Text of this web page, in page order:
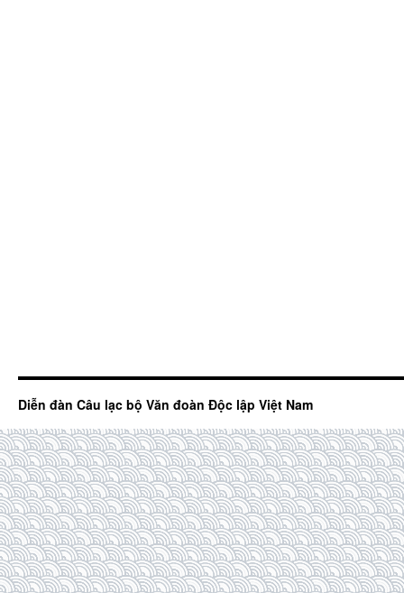
Diễn đàn Câu lạc bộ Văn đoàn Độc lập Việt Nam